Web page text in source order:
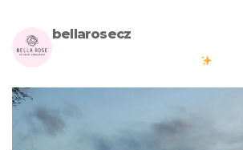
bellarosecz